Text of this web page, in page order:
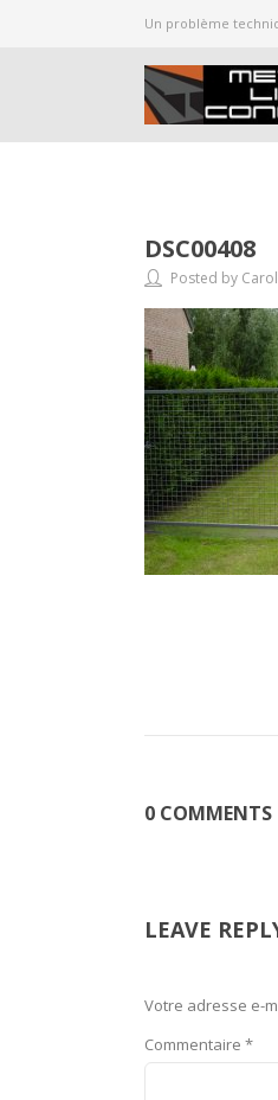
Un problème
DSC00408
Posted by
0 COMMENTS
LEAVE
Votre adresse e-
Commentaire *